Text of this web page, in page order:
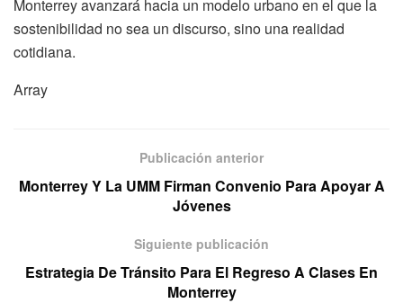
Monterrey avanzará hacia un modelo urbano en el que la
sostenibilidad no sea un discurso, sino una realidad
cotidiana.
Array
Publicación anterior
Monterrey Y La UMM Firman Convenio Para Apoyar A
Jóvenes
Siguiente publicación
Estrategia De Tránsito Para El Regreso A Clases En
Monterrey